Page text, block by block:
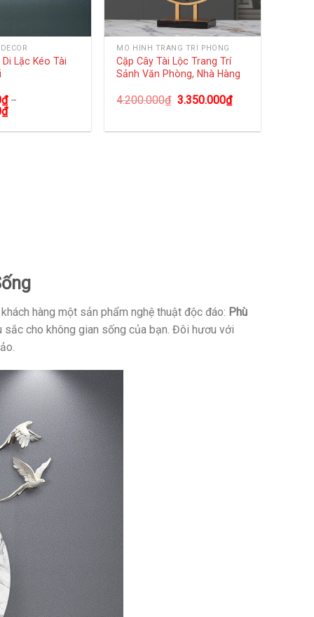
Lặc Kéo Tài
₫–
₫
MÔ HÌNH TRANG TRÍ PHÒNG
Cặp Cây Tài Lộc Trang Trí
Sảnh Văn Phòng, Nhà Hàng
4.200.000₫ 3.350.000₫
hàng một sản phẩm nghệ thuật độc đáo: Phù
sắc cho không gian sống của bạn. Đôi hươu với